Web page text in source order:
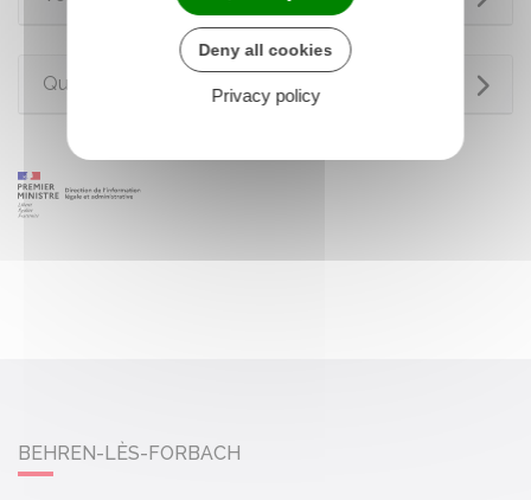
Questions ? Réponses !
BEHREN-LÈS-FORBACH
Deny all cookies
Privacy policy